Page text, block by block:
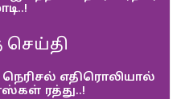
செய்தி
நெரிசல் எதிரொலியால்
ரத்து..!